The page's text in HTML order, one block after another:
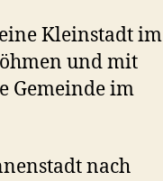
Kleinstadt im
und mit
Gemeinde im
nach